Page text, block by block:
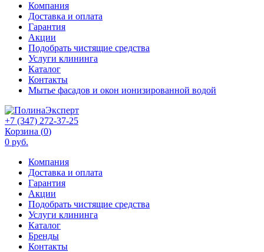
Компания
Доставка и оплата
Гарантия
Акции
Подобрать чистящие средства
Услуги клининга
Каталог
Контакты
Мытье фасадов и окон ионизированной водой
+7 (347) 272-37-25
Корзина (0)
0 руб.
Компания
Доставка и оплата
Гарантия
Акции
Подобрать чистящие средства
Услуги клининга
Каталог
Бренды
Контакты